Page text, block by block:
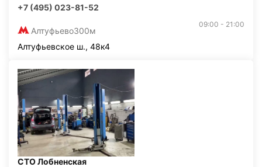
+7 (495) 023-81-52
Алтуфьево300м
09:00 - 21:00
Алтуфьевское ш., 48к4
СТО Лобненская